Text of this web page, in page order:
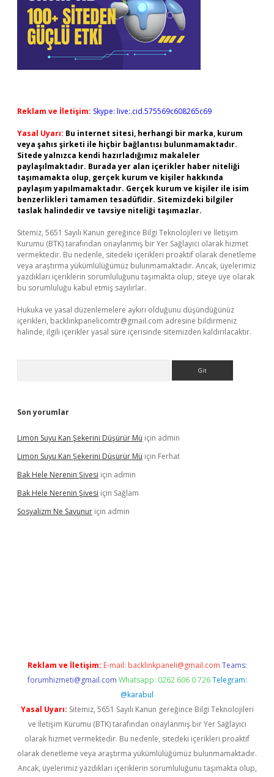
Reklam ve İletişim: Skype: live:.cid.575569c608265c69
Yasal Uyarı: Bu internet sitesi, herhangi bir marka, kurum
veya şahıs şirketi ile hiçbir bağlantısı bulunmamaktadır.
Sitede yalnızca kendi hazırladığımız makaleler
paylaşılmaktadır. Burada yer alan içerikler haber niteliği
taşımamakta olup, gerçek kurum ve kişiler hakkında
paylaşım yapılmamaktadır. Gerçek kurum ve kişiler ile isim
benzerlikleri tamamen tesadüfidir. Sitemizdeki bilgiler
taslak halindedir ve tavsiye niteliği taşımazlar.
Sitemiz, 5651 Sayılı Kanun gereğince Bilgi Teknolojileri ve İletişim
Kurumu (BTK) tarafından onaylanmış bir Yer Sağlayıcı olarak hizmet
vermektedir. Bu nedenle, sitedeki içerikleri proaktif olarak denetleme
veya araştırma yükümlülüğümüz bulunmamaktadır. Ancak, üyelerimiz
yazdıkları içeriklerin sorumluluğunu taşımakta olup, siteye üye olarak
bu sorumluluğu kabul etmiş sayılırlar.
Hukuka ve yasal düzenlemelere aykırı olduğunu düşündüğünüz
içerikleri, backlinkpanelicomtr@gmail.com adresine bildirmeniz
halinde, ilgili içerikler yasal süre içerisinde sitemizden kaldırılacaktır.
Son yorumlar
Limon Suyu Kan Şekerini Düşürür Mü için admin
Limon Suyu Kan Şekerini Düşürür Mü için Ferhat
Bak Hele Nerenin Şivesi için admin
Bak Hele Nerenin Şivesi için Sağlam
Sosyalizm Ne Savunur için admin
Reklam ve İletişim: E-mail: backlinkpaneli@gmail.com Teams:
forumhizmeti@gmail.com Whatsapp: 0262 606 0 726 Telegram:
@karabul
Yasal Uyarı: Sitemiz, 5651 Sayılı Kanun gereğince Bilgi Teknolojileri
ve İletişim Kurumu (BTK) tarafından onaylanmış bir Yer Sağlayıcı
olarak hizmet vermektedir. Bu nedenle, sitedeki içerikleri proaktif
olarak denetleme veya araştırma yükümlülüğümüz bulunmamaktadır.
Ancak, üyelerimiz yazdıkları içeriklerin sorumluluğunu taşımakta olup,